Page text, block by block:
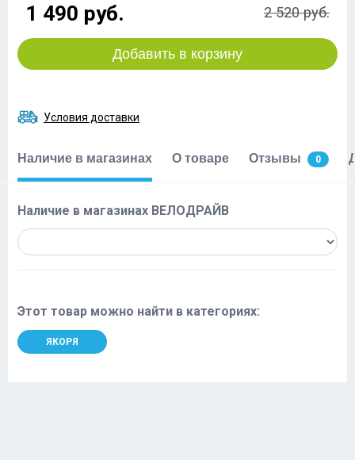
1 490 руб. 2 520 руб.
Добавить в корзину
Условия доставки
Наличие в магазинах О товаре Отзывы 0
Наличие в магазинах ВЕЛОДРАЙВ
Этот товар можно найти в категориях:
ЯКОРЯ